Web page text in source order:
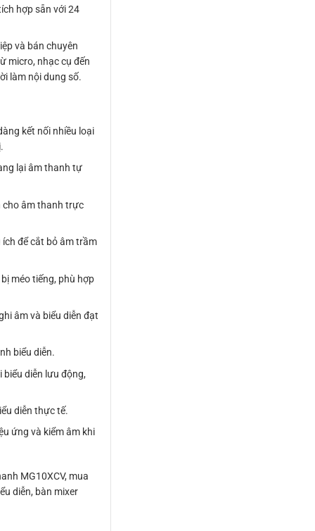
hợp sẵn với 24
và bán chuyên
micro, nhạc cụ đến
làm nội dung số.
kết nối nhiều loại
lại âm thanh tự
cho âm thanh trực
để cắt bỏ âm trầm
méo tiếng, phù hợp
âm và biểu diễn đạt
biểu diễn.
diễn lưu động,
diễn thực tế.
ứng và kiểm âm khi
MG10XCV, mua
diễn, bàn mixer